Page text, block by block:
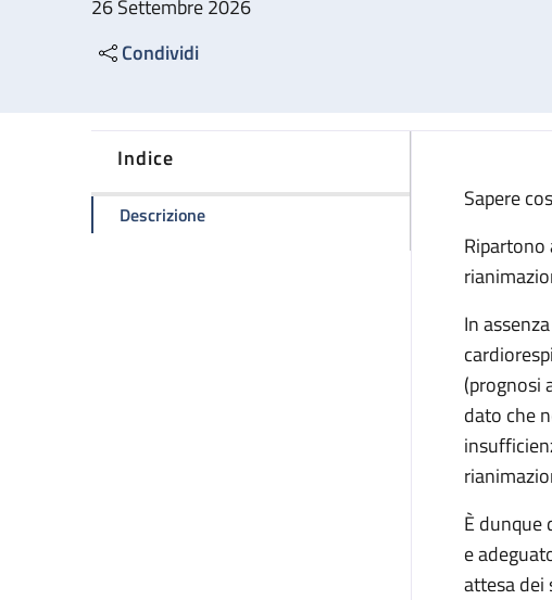
26 Settembre 2026
Condividi
Indice
Descrizionedella pagina Manovre salvavita nei bambini: i
Sapere
Ripartono
In
(prognosi
dato che
È dunque
e
attesa dei